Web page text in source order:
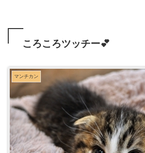
ころころツッチー💕
マンチカン